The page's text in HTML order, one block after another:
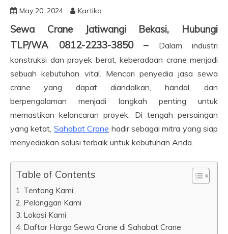
May 20, 2024 Kartika
Sewa Crane Jatiwangi Bekasi, Hubungi
TLP/WA 0812-2233-3850 –
Dalam industri
konstruksi dan proyek berat, keberadaan crane menjadi
sebuah kebutuhan vital. Mencari penyedia jasa sewa
crane yang dapat diandalkan, handal, dan
berpengalaman menjadi langkah penting untuk
memastikan kelancaran proyek. Di tengah persaingan
yang ketat, Sahabat Crane hadir sebagai mitra yang siap
menyediakan solusi terbaik untuk kebutuhan Anda.
Table of Contents
Tentang Kami
Pelanggan Kami
Lokasi Kami
Daftar Harga Sewa Crane di Sahabat Crane